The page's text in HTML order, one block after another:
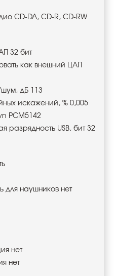
CD-DA, CD-R, CD-RW
32 бит
как внешний ЦАП
дБ 113
искажений, % 0,005
PCM5142
разрядность USB, бит 32
для наушников нет
нет
нет